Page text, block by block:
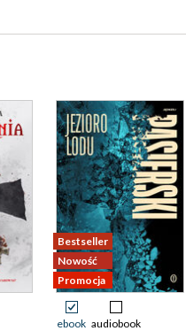
Bestseller
Nowość
Promocja
ebook audiobook